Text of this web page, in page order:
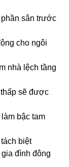
phần sân trước
cho ngôi
nhà lệch tầng
sẽ được
bậc tam
biệt
đình đông